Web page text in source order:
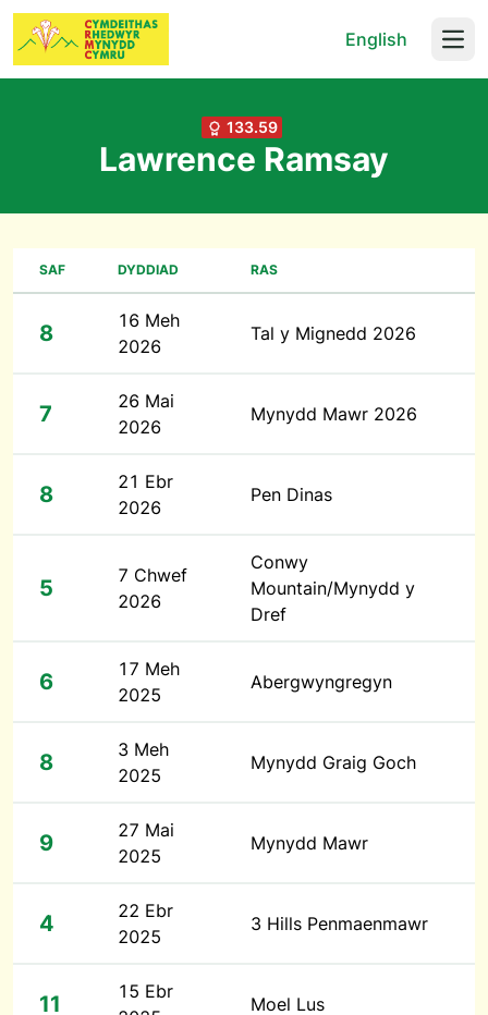
English
133.59
Lawrence Ramsay
SAF DYDDIAD RAS
8
16 Meh
2026
Tal y Mignedd 2026
7
26 Mai
2026
Mynydd Mawr 2026
8
21 Ebr
2026
Pen Dinas
5
7 Chwef
2026
Conwy
Mountain/Mynydd y
Dref
6
17 Meh
2025
Abergwyngregyn
8
3 Meh
2025
Mynydd Graig Goch
9
27 Mai
2025
Mynydd Mawr
4
22 Ebr
2025
3 Hills Penmaenmawr
11
15 Ebr
Moel Lus